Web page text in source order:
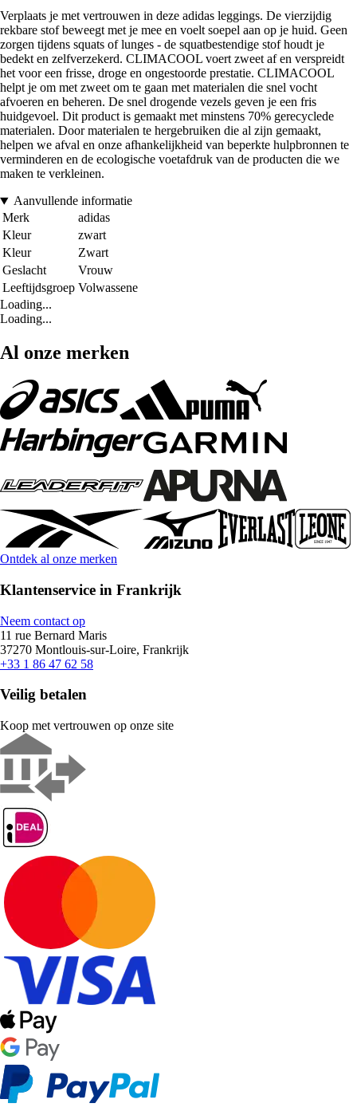
Verplaats je met vertrouwen in deze adidas leggings. De vierzijdig
rekbare stof beweegt met je mee en voelt soepel aan op je huid. Geen
zorgen tijdens squats of lunges - de squatbestendige stof houdt je
bedekt en zelfverzekerd. CLIMACOOL voert zweet af en verspreidt
het voor een frisse, droge en ongestoorde prestatie. CLIMACOOL
helpt je om met zweet om te gaan met materialen die snel vocht
afvoeren en beheren. De snel drogende vezels geven je een fris
huidgevoel. Dit product is gemaakt met minstens 70% gerecyclede
materialen. Door materialen te hergebruiken die al zijn gemaakt,
helpen we afval en onze afhankelijkheid van beperkte hulpbronnen te
verminderen en de ecologische voetafdruk van de producten die we
maken te verkleinen.
Aanvullende informatie
Merk
adidas
Kleur
zwart
Kleur
Zwart
Geslacht
Vrouw
Leeftijdsgroep Volwassene
Loading...
Loading...
Al onze merken
Ontdek al onze merken
Klantenservice in Frankrijk
Neem contact op
11 rue Bernard Maris
37270 Montlouis-sur-Loire, Frankrijk
+33 1 86 47 62 58
Veilig betalen
Koop met vertrouwen op onze site